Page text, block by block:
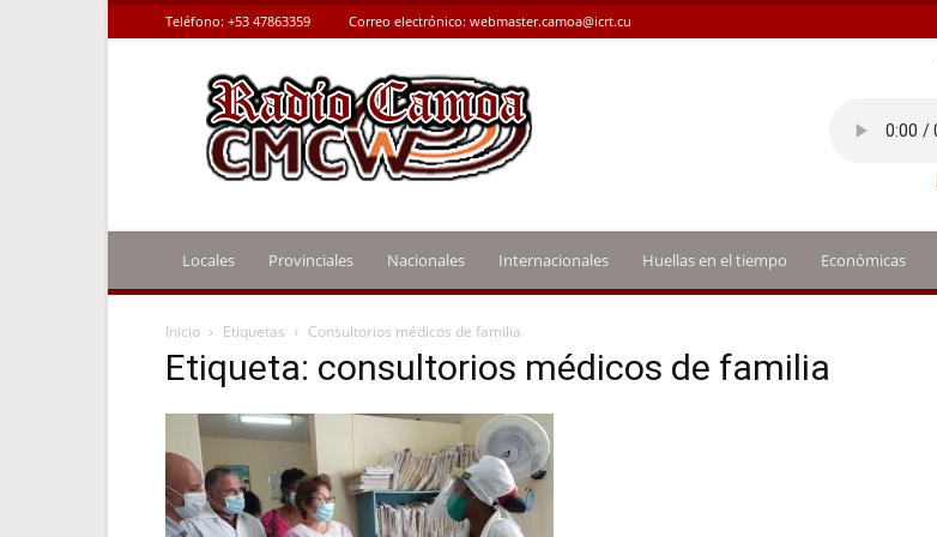
Teléfono: +53 47863359 Correo electrónico: webmaster.camoa@icrt.cu
Radio
Camoa
Locales Provinciales Nacionales Internacionales Huellas en el tiempo Económicas
Inicio Etiquetas Consultorios médicos de familia
Etiqueta: consultorios médicos de familia